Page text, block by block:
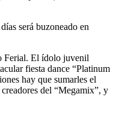
será buzoneado en
Ferial. El ídolo juvenil
fiesta dance “Platinum
hay que sumarles el
del “Megamix”, y